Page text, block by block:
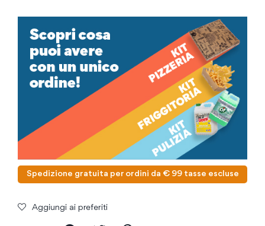
Spedizione gratuita per ordini da € 99 tasse escluse
Aggiungi ai preferiti